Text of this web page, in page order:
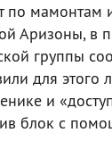
по мамонтам
Аризоны, в
группы
для этого
и
блок с